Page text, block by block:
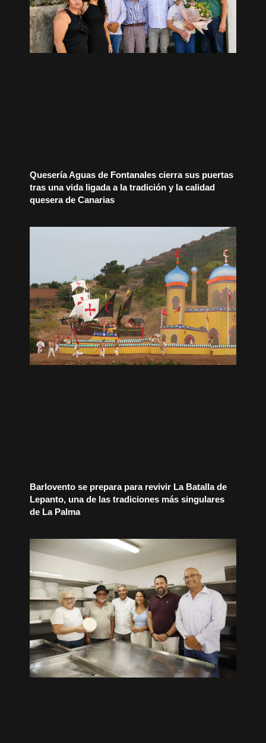
Quesería Aguas de Fontanales cierra sus puertas
tras una vida ligada a la tradición y la calidad
quesera de Canarias
Barlovento se prepara para revivir La Batalla de
Lepanto, una de las tradiciones más singulares
de La Palma